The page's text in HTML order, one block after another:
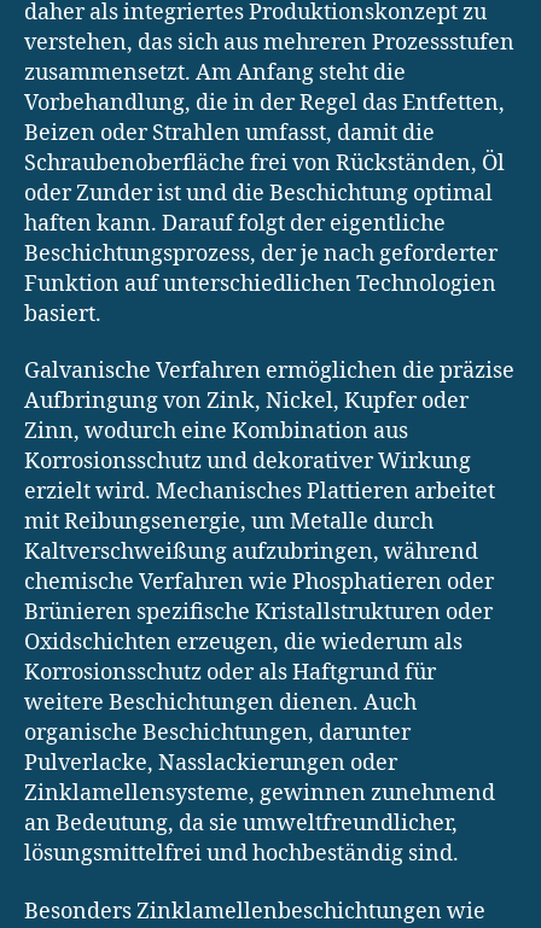
daher als integriertes Produktionskonzept zu
verstehen, das sich aus mehreren Prozessstufen
zusammensetzt. Am Anfang steht die
Vorbehandlung, die in der Regel das Entfetten,
Beizen oder Strahlen umfasst, damit die
Schraubenoberfläche frei von Rückständen, Öl
oder Zunder ist und die Beschichtung optimal
haften kann. Darauf folgt der eigentliche
Beschichtungsprozess, der je nach geforderter
Funktion auf unterschiedlichen Technologien
basiert.
Galvanische Verfahren ermöglichen die präzise
Aufbringung von Zink, Nickel, Kupfer oder
Zinn, wodurch eine Kombination aus
Korrosionsschutz und dekorativer Wirkung
erzielt wird. Mechanisches Plattieren arbeitet
mit Reibungsenergie, um Metalle durch
Kaltverschweißung aufzubringen, während
chemische Verfahren wie Phosphatieren oder
Brünieren spezifische Kristallstrukturen oder
Oxidschichten erzeugen, die wiederum als
Korrosionsschutz oder als Haftgrund für
weitere Beschichtungen dienen. Auch
organische Beschichtungen, darunter
Pulverlacke, Nasslackierungen oder
Zinklamellensysteme, gewinnen zunehmend
an Bedeutung, da sie umweltfreundlicher,
lösungsmittelfrei und hochbeständig sind.
Besonders Zinklamellenbeschichtungen wie